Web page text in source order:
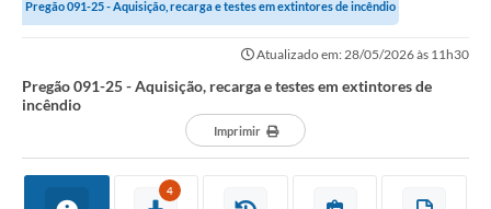
Pregão 091-25 - Aquisição, recarga e testes em extintores de incêndio
Atualizado em: 28/05/2026 às 11h30
Pregão 091-25 - Aquisição, recarga e testes em extintores de
incêndio
Imprimir
4